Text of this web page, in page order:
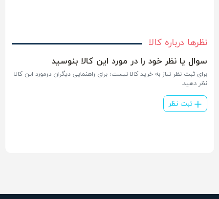
نظرها درباره کالا
سوال یا نظر خود را در مورد این کالا بنوسید
برای ثبت نظر نیاز به خرید کالا نیست؛ برای راهنمایی دیگران درمورد این کالا
نظر دهید.
ثبت نظر